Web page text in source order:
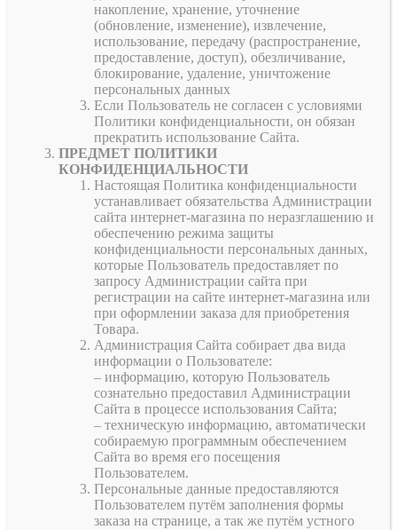
накопление, хранение, уточнение
(обновление, изменение), извлечение,
использование, передачу (распространение,
предоставление, доступ), обезличивание,
блокирование, удаление, уничтожение
персональных данных
Если Пользователь не согласен с условиями
Политики конфиденциальности, он обязан
прекратить использование Сайта.
ПРЕДМЕТ ПОЛИТИКИ
КОНФИДЕНЦИАЛЬНОСТИ
Настоящая Политика конфиденциальности
устанавливает обязательства Администрации
сайта интернет-магазина по неразглашению и
обеспечению режима защиты
конфиденциальности персональных данных,
которые Пользователь предоставляет по
запросу Администрации сайта при
регистрации на сайте интернет-магазина или
при оформлении заказа для приобретения
Товара.
Администрация Сайта собирает два вида
информации о Пользователе:
– информацию, которую Пользователь
сознательно предоставил Администрации
Сайта в процессе использования Сайта;
– техническую информацию, автоматически
собираемую программным обеспечением
Сайта во время его посещения
Пользователем.
Персональные данные предоставляются
Пользователем путём заполнения формы
заказа на странице, а так же путём устного